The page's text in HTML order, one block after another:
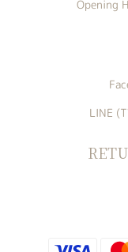
Opening
LINE